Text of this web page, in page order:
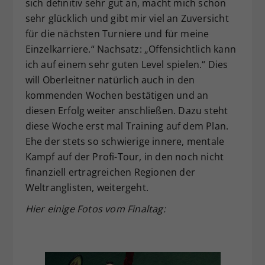
sich definitiv sehr gut an, macht mich schon
sehr glücklich und gibt mir viel an Zuversicht
für die nächsten Turniere und für meine
Einzelkarriere.“ Nachsatz: „Offensichtlich kann
ich auf einem sehr guten Level spielen.“ Dies
will Oberleitner natürlich auch in den
kommenden Wochen bestätigen und an
diesen Erfolg weiter anschließen. Dazu steht
diese Woche erst mal Training auf dem Plan.
Ehe der stets so schwierige innere, mentale
Kampf auf der Profi-Tour, in den noch nicht
finanziell ertragreichen Regionen der
Weltranglisten, weitergeht.
Hier einige Fotos vom Finaltag: